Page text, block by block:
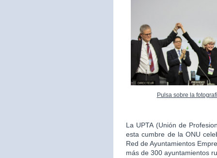
Pulsa sobre la
La UPTA (Unión de
esta cumbre de la ONU
Red de Ayuntamientos
más de 300 ayuntamientos